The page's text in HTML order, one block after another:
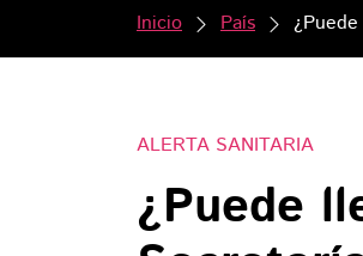
Inicio País
ALERTA SANITARIA
¿Puede